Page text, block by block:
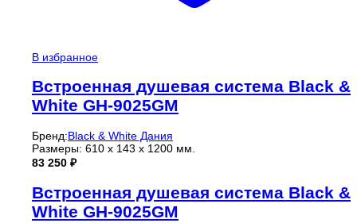
В избранное
Встроенная душевая система Black &
White GH-9025GM
Бренд:Black & White Дания
Размеры: 610 x 143 x 1200 мм.
83 250 ₽
Встроенная душевая система Black &
White GH-9025GM